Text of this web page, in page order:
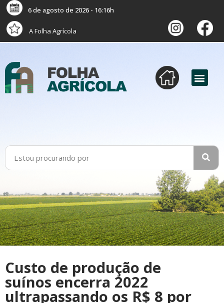
6 de agosto de 2026 - 16:16h
A Folha Agrícola
Custo de produção de
suínos encerra 2022
ultrapassando os R$ 8 por